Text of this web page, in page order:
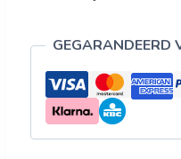
GEGARANDEERD